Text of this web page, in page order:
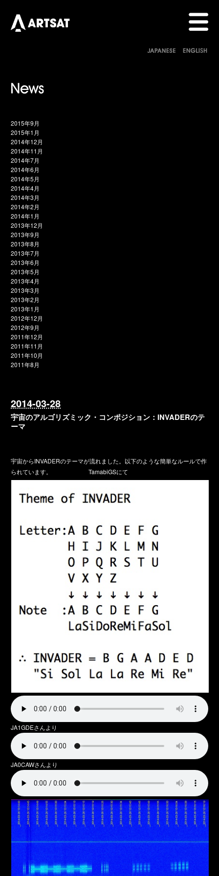
2015年9月
2015年1月
2014年12月
2014年11月
2014年7月
2014年6月
2014年5月
2014年4月
2014年3月
2014年2月
2014年1月
2013年12月
2013年9月
2013年8月
2013年7月
2013年6月
2013年5月
2013年4月
2013年3月
2013年2月
2013年1月
2012年12月
2012年9月
2011年12月
2011年11月
2011年10月
2011年8月
2014-03-28
宇宙のアルゴリズミック・コンポジション：INVADERのテ
ーマ
宇宙からINVADERのテーマが流れました。以下のような簡単なルールで作
られています。
TamabiGSにて
JA1GDEさんより
JA0CAWさんより